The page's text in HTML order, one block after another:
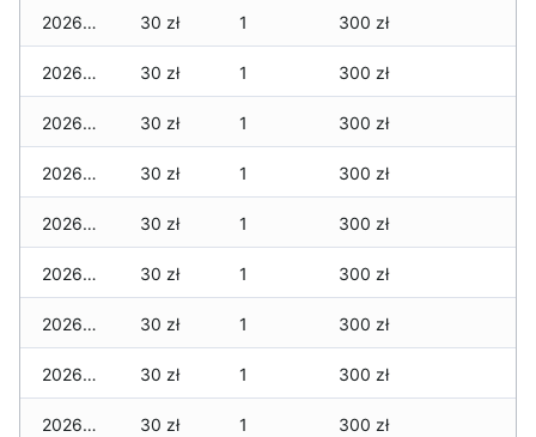
2026-06-20 30 zł 1 300 zł
2026-06-19 30 zł 1 300 zł
2026-06-18 30 zł 1 300 zł
2026-06-17 30 zł 1 300 zł
2026-06-16 30 zł 1 300 zł
2026-06-15 30 zł 1 300 zł
2026-06-14 30 zł 1 300 zł
2026-06-13 30 zł 1 300 zł
2026-06-12 30 zł 1 300 zł